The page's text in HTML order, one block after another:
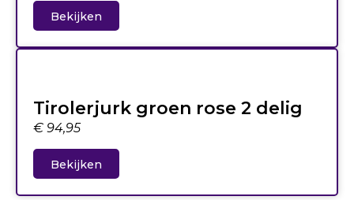
Bekijken
Tirolerjurk groen rose 2 delig
€ 94,95
Bekijken